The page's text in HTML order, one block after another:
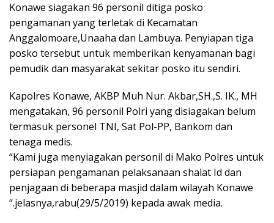
Konawe siagakan 96 personil ditiga posko
pengamanan yang terletak di Kecamatan
Anggalomoare,Unaaha dan Lambuya. Penyiapan tiga
posko tersebut untuk memberikan kenyamanan bagi
pemudik dan masyarakat sekitar posko itu sendiri.
Kapolres Konawe, AKBP Muh Nur. Akbar,SH.,S. IK., MH
mengatakan, 96 personil Polri yang disiagakan belum
termasuk personel TNI, Sat Pol-PP, Bankom dan
tenaga medis.
“Kami juga menyiagakan personil di Mako Polres untuk
persiapan pengamanan pelaksanaan shalat Id dan
penjagaan di beberapa masjid dalam wilayah Konawe
“.jelasnya,rabu(29/5/2019) kepada awak media.